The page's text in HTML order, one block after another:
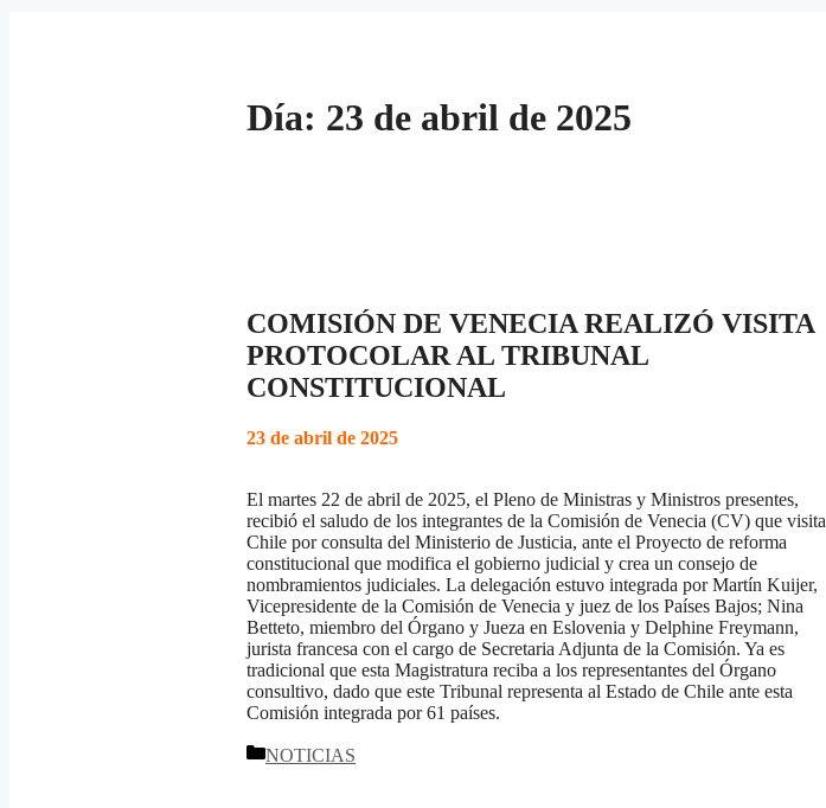
Día: 23 de abril de 2025
COMISIÓN DE VENECIA REALIZÓ VISITA
PROTOCOLAR AL TRIBUNAL
CONSTITUCIONAL
23 de abril de 2025
El martes 22 de abril de 2025, el Pleno de Ministras y Ministros presentes,
recibió el saludo de los integrantes de la Comisión de Venecia (CV) que visita
Chile por consulta del Ministerio de Justicia, ante el Proyecto de reforma
constitucional que modifica el gobierno judicial y crea un consejo de
nombramientos judiciales. La delegación estuvo integrada por Martín Kuijer,
Vicepresidente de la Comisión de Venecia y juez de los Países Bajos; Nina
Betteto, miembro del Órgano y Jueza en Eslovenia y Delphine Freymann,
jurista francesa con el cargo de Secretaria Adjunta de la Comisión. Ya es
tradicional que esta Magistratura reciba a los representantes del Órgano
consultivo, dado que este Tribunal representa al Estado de Chile ante esta
Comisión integrada por 61 países.
Categorías
NOTICIAS